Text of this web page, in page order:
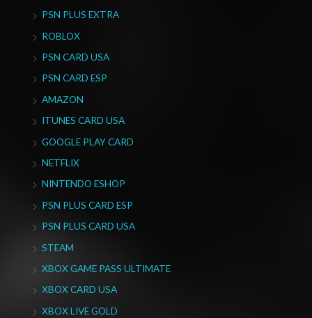
PSN PLUS EXTRA
ROBLOX
PSN CARD USA
PSN CARD ESP
AMAZON
ITUNES CARD USA
GOOGLE PLAY CARD
NETFLIX
NINTENDO ESHOP
PSN PLUS CARD ESP
PSN PLUS CARD USA
STEAM
XBOX GAME PASS ULTIMATE
XBOX CARD USA
XBOX LIVE GOLD